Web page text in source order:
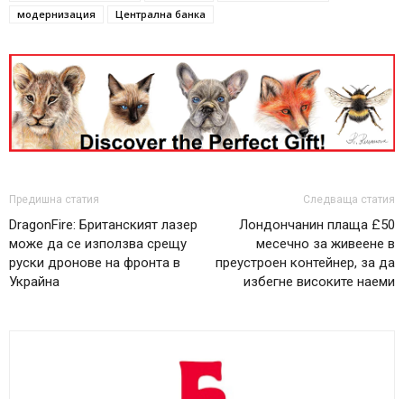
модернизация Централна банка
Предишна статия
DragonFire: Британският лазер
може да се използва срещу
руски дронове на фронта в
Украйна
Следваща статия
Лондончанин плаща £50
месечно за живеене в
преустроен контейнер, за да
избегне високите наеми